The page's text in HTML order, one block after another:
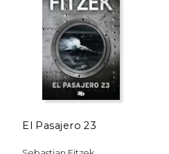
dcto. $ 18.66
El Pasajero 23